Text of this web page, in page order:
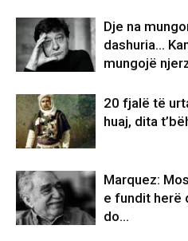
Dje na
dashuria…
mungojë
20 fjalë të
huaj, dita
Marquez:
e fundit herë
do…